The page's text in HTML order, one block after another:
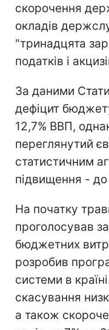
скорочення
окладів
"тринадцята
податків і
За даними
дефіцит
12,7% ВВП,
переглянутий
статистичним
підвищення -
На початку
проголосував
бюджетних
розробив
системи в
скасування
а також